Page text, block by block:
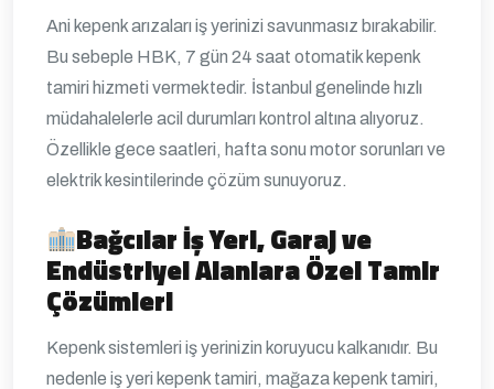
Ani kepenk arızaları iş yerinizi savunmasız bırakabilir.
Bu sebeple HBK, 7 gün 24 saat otomatik kepenk
tamiri hizmeti vermektedir. İstanbul genelinde hızlı
müdahalelerle acil durumları kontrol altına alıyoruz.
Özellikle gece saatleri, hafta sonu motor sorunları ve
elektrik kesintilerinde çözüm sunuyoruz.
Bağcılarİş Yeri, Garaj ve
Endüstriyel Alanlara Özel Tamir
Çözümleri
Kepenk sistemleri iş yerinizin koruyucu kalkanıdır. Bu
nedenle iş yeri kepenk tamiri, mağaza kepenk tamiri,